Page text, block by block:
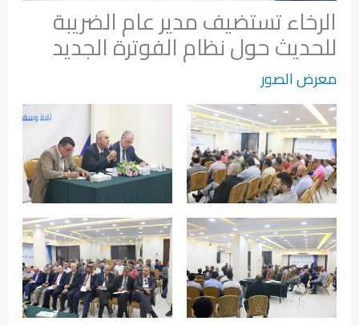
الرخاء تستضيف مدير عام الضريبة
للحديث حول نظام الفوترة الجديد‎‎
معرض الصور